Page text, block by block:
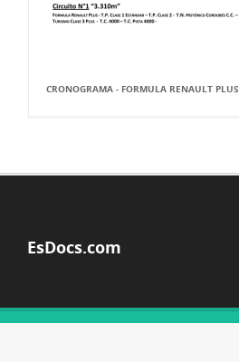
CRONOGRAMA - FORMULA RENAULT PLUS
EsDocs.com